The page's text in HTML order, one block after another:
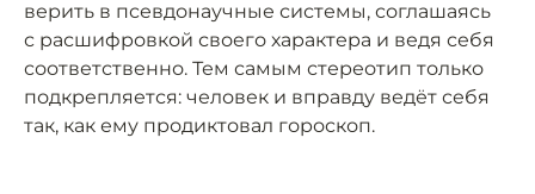
верить в псевдонаучные системы, соглашаясь
с расшифровкой своего характера и ведя себя
соответственно. Тем самым стереотип только
подкрепляется: человек и вправду ведёт себя
так, как ему продиктовал гороскоп.